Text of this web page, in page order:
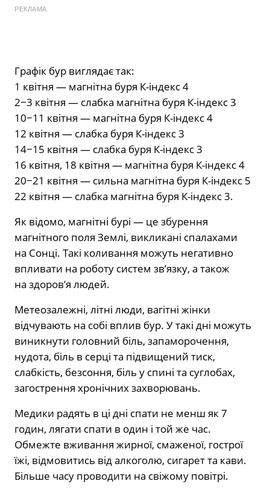
РЕКЛАМА
Графік бур виглядає так:
1 квітня — магнітна буря К-індекс 4
2−3 квітня — слабка магнітна буря К-індекс 3
10−11 квітня — магнітна буря К-індекс 4
12 квітня — слабка буря К-індекс 3
14−15 квітня — слабка буря К-індекс 3
16 квітня, 18 квітня — магнітна буря К-індекс 4
20−21 квітня — сильна магнітна буря К-індекс 5
22 квітня — слабка магнітна буря К-індекс 3.
Як відомо, магнітні бурі — це збурення
магнітного поля Землі, викликані спалахами
на Сонці. Такі коливання можуть негативно
впливати на роботу систем зв’язку, а також
на здоров’я людей.
Метеозалежні, літні люди, вагітні жінки
відчувають на собі вплив бур. У такі дні можуть
виникнути головний біль, запаморочення,
нудота, біль в серці та підвищений тиск,
слабкість, безсоння, біль у спині та суглобах,
загострення хронічних захворювань.
Медики радять в ці дні спати не менш як 7
годин, лягати спати в один і той же час.
Обмежте вживання жирної, смаженої, гострої
їжі, відмовитись від алкоголю, сигарет та кави.
Більше часу проводити на свіжому повітрі.